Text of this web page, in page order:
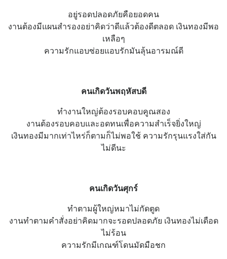
อยู่รอดปลอดภัยคือยอดคน
งานต้องมีแผนสำรองอย่าคิดว่าดีแล้วต้องดีตลอด เงินทองมีพอ
เหลือๆ
ความรักแอบซ่อยแอบรักมันลุ้นอารมณ์ดี
คนเกิดวันพฤหัสบดี
ทำงานใหญ่ต้องรอบคอบคูณสอง
งานต้องรอบคอบและอดทนเพื่อความสำเร็จยิ่งใหญ่
เงินทองมีมากเท่าไหร่ก็ตามก็ไม่พอใช้ ความรักรุนแรงใส่กัน
ไม่ดีนะ
คนเกิดวันศุกร์
ทำตามผู้ใหญ่หมาไม่กัดตูด
งานทำตามคำสั่งอย่าคิดมากจะรอดปลอดภัย เงินทองไม่เดือด
ไม่ร้อน
ความรักมีเกณฑ์โดนมัดมือชก